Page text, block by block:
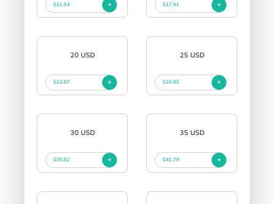
$11.94 $17.91
20 USD
$23.87
25 USD
$29.85
30 USD
$35.82
35 USD
$41.79